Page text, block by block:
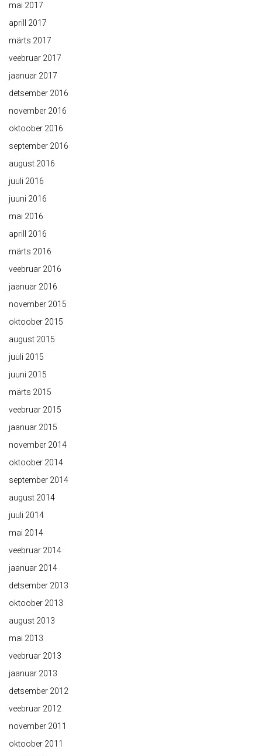
mai 2017
aprill 2017
märts 2017
veebruar 2017
jaanuar 2017
detsember 2016
november 2016
oktoober 2016
september 2016
august 2016
juuli 2016
juuni 2016
mai 2016
aprill 2016
märts 2016
veebruar 2016
jaanuar 2016
november 2015
oktoober 2015
august 2015
juuli 2015
juuni 2015
märts 2015
veebruar 2015
jaanuar 2015
november 2014
oktoober 2014
september 2014
august 2014
juuli 2014
mai 2014
veebruar 2014
jaanuar 2014
detsember 2013
oktoober 2013
august 2013
mai 2013
veebruar 2013
jaanuar 2013
detsember 2012
veebruar 2012
november 2011
oktoober 2011